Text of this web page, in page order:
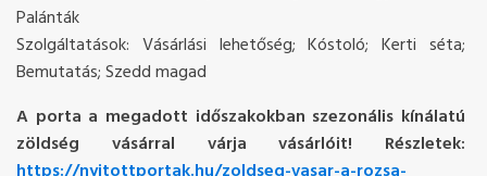
Palánták
Szolgáltatások: Vásárlási lehetőség; Kóstoló; Kerti séta;
Bemutatás; Szedd magad
A porta a megadott időszakokban szezonális kínálatú
zöldség vásárral várja vásárlóit! Részletek: